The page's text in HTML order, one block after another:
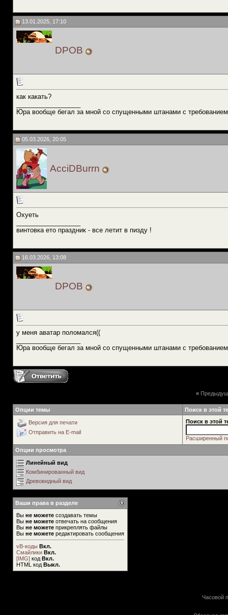
13.01.2025, 17:10
DPOB
как какать?
Юра вообще бегал за мной со спущенными штанами с
05.03.2026, 20:05
AcciDBurrn
Охуеть
винтовка ето праздник - все летит в пизду !
16.03.2026, 13:08
DPOB
у меня аватар поломался((
Юра вообще бегал за мной со спущенными штанами с
«
Опции темы Поиск в этой
Версия для печати
Отправить на E-mail
Поиск в этой
Расширенный
Опции просмотра
Линейный вид
Комбинированный вид
Древовидный вид
Ваши права в разделе
Вы не можете создавать темы
Вы не можете отвечать на сообщения
Вы не можете прикреплять файлы
Вы не можете редактировать сообщения
vB-коды Вкл.
Смайлики Вкл.
[IMG] код Вкл.
HTML код Выкл.
Часовой